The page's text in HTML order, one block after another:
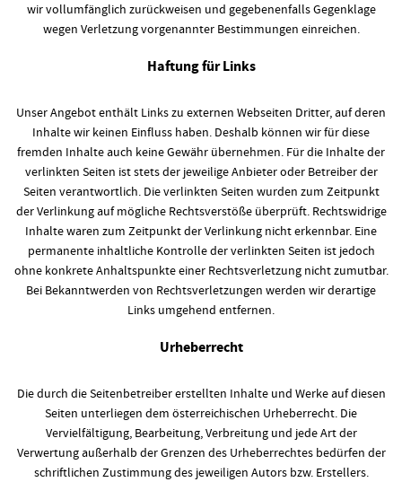
wir vollumfänglich zurückweisen und gegebenenfalls Gegenklage
wegen Verletzung vorgenannter Bestimmungen einreichen.
Haftung für Links
Unser Angebot enthält Links zu externen Webseiten Dritter, auf deren
Inhalte wir keinen Einfluss haben. Deshalb können wir für diese
fremden Inhalte auch keine Gewähr übernehmen. Für die Inhalte der
verlinkten Seiten ist stets der jeweilige Anbieter oder Betreiber der
Seiten verantwortlich. Die verlinkten Seiten wurden zum Zeitpunkt
der Verlinkung auf mögliche Rechtsverstöße überprüft. Rechtswidrige
Inhalte waren zum Zeitpunkt der Verlinkung nicht erkennbar. Eine
permanente inhaltliche Kontrolle der verlinkten Seiten ist jedoch
ohne konkrete Anhaltspunkte einer Rechtsverletzung nicht zumutbar.
Bei Bekanntwerden von Rechtsverletzungen werden wir derartige
Links umgehend entfernen.
Urheberrecht
Die durch die Seitenbetreiber erstellten Inhalte und Werke auf diesen
Seiten unterliegen dem österreichischen Urheberrecht. Die
Vervielfältigung, Bearbeitung, Verbreitung und jede Art der
Verwertung außerhalb der Grenzen des Urheberrechtes bedürfen der
schriftlichen Zustimmung des jeweiligen Autors bzw. Erstellers.